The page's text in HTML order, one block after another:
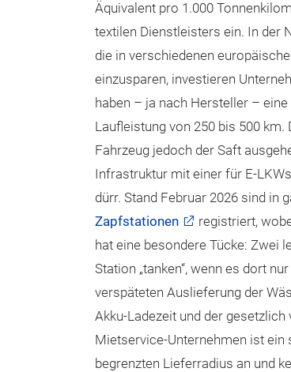
Äquivalent pro 1.000
textilen Dienstleisters ein. In der
die in verschiedenen
einzusparen, investieren
haben – ja nach Hersteller –
Laufleistung von 250 bis 500
Fahrzeug jedoch der Saft
Infrastruktur mit einer für E-
dürr. Stand Februar 2026 sind in
Zapfstationen
registriert,
hat eine besondere Tücke: Zwei
Station „tanken“, wenn es dort
verspäteten Auslieferung der
Akku-Ladezeit und der
Mietservice-Unternehmen ist ein
begrenzten Lieferradius an und